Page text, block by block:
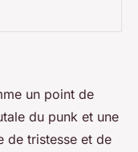
un point de
du punk et une
de tristesse et de